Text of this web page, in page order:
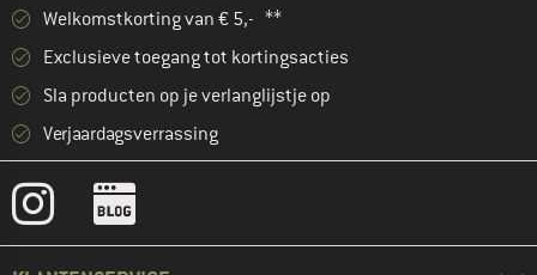
Welkomstkorting van € 5,- **
Exclusieve toegang tot kortingsacties
Sla producten op je verlanglijstje op
Verjaardagsverrassing